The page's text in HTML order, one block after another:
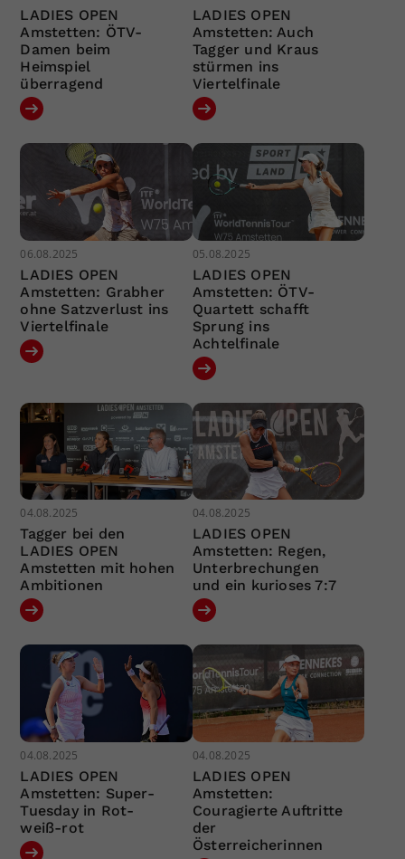
LADIES OPEN
Amstetten: ÖTV-
Damen beim
Heimspiel
überragend
LADIES OPEN
Amstetten: Auch
Tagger und Kraus
stürmen ins
Viertelfinale
06.08.2025
LADIES OPEN
Amstetten: Grabher
ohne Satzverlust ins
Viertelfinale
05.08.2025
LADIES OPEN
Amstetten: ÖTV-
Quartett schafft
Sprung ins
Achtelfinale
04.08.2025
Tagger bei den
LADIES OPEN
Amstetten mit hohen
Ambitionen
04.08.2025
LADIES OPEN
Amstetten: Regen,
Unterbrechungen
und ein kurioses 7:7
04.08.2025
LADIES OPEN
Amstetten: Super-
Tuesday in Rot-
weiß-rot
04.08.2025
LADIES OPEN
Amstetten:
Couragierte Auftritte
der
Österreicherinnen